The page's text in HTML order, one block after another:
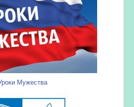
Мужества